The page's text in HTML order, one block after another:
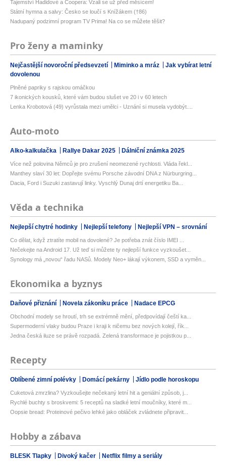
Tajemství Hadidové a Coopera: Vzali se už před měsícem!
Státní hymna a salvy: Česko se loučí s Knížákem (†86)
Nadupaný podzimní program TV Prima! Na co se můžete těšit?
Pro ženy a maminky
Nejčastější novoroční předsevzetí Miminko a mráz
Jak vybírat letní
dovolenou
Plněné papriky s rajskou omáčkou
7 ikonických kousků, které vám budou slušet ve 20 i v 60 letech
Lenka Krobotová (49) vyrůstala mezi umělci - Uznání si musela vydobýt....
Auto-moto
Alko-kalkulačka Rallye Dakar 2025 Dálniční známka 2025
Více než polovina Němců je pro zrušení neomezené rychlosti. Vláda řekl...
Manthey slaví 30 let: Dopřejte svému Porsche závodní DNA z Nürburgring...
Dacia, Ford i Suzuki zastavují linky. Vyschlý Dunaj drtí energetiku Ba...
Věda a technika
Nejlepší chytré hodinky Nejlepší telefony Nejlepší VPN – srovnání
Co dělat, když ztratíte mobil na dovolené? Je potřeba znát číslo IMEI ...
Nečekejte na Android 17. Už teď si můžete ty nejlepší funkce vyzkoušet...
Synology má „novou“ řadu NASů. Modely Neo+ lákají výkonem, SSD a vyměn...
Ekonomika a byznys
Daňové přiznání Novela zákoníku práce Nadace EPCG
Obchodní modely se hroutí, trh se extrémně mění, předpovídají čeští ka...
Supermoderní vlaky budou Praze i kraji k ničemu bez nových kolejí, řík...
Jedna česká iluze se právě rozpadá. Zelená transformace je pojistkou p...
Recepty
Oblíbené zimní polévky Domácí pekárny Jídlo podle horoskopu
Cuketová zmrzlina? Vyzkoušejte nečekaný letní hit a geniální způsob, j...
Rychlé buchty s broskvemi: 5 receptů na sladké letní moučníky, které m...
Oopsie bread: Proteinové pečivo lehké jako obláček zvládnete připravit...
Hobby a zábava
BLESK Tlapky Divoký kačer Netflix filmy a seriály